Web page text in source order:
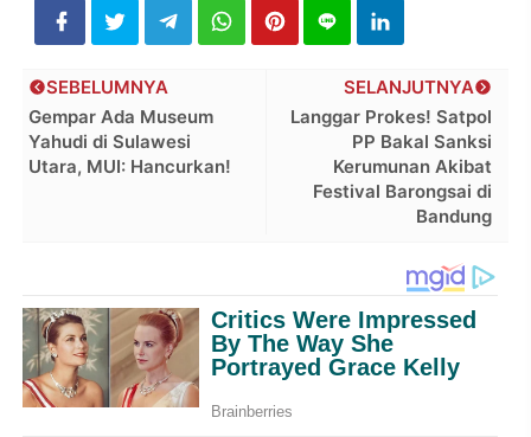
SELANJUTNYA
Langgar Prokes! Satpol
PP Bakal Sanksi
Kerumunan Akibat
Festival Barongsai di
Bandung
SEBELUMNYA
Gempar Ada Museum
Yahudi di Sulawesi
Utara, MUI: Hancurkan!